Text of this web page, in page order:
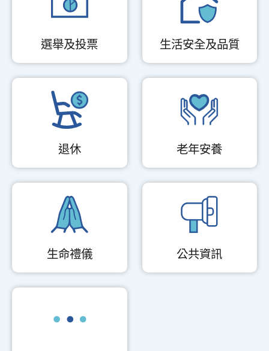
選舉及投票 生活安全及品質
退休 老年安養
生命禮儀 公共資訊